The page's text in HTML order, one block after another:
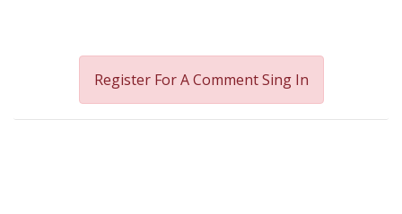
Register For A CommentSing In